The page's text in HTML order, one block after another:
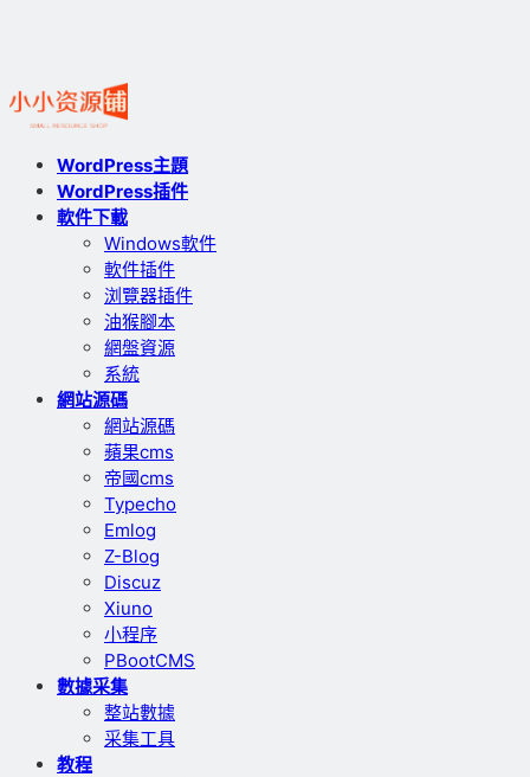
WordPress主題
WordPress插件
軟件下載
Windows軟件
軟件插件
浏覽器插件
油猴腳本
網盤資源
系統
網站源碼
網站源碼
蘋果cms
帝國cms
Typecho
Emlog
Z-Blog
Discuz
Xiuno
小程序
PBootCMS
數據采集
整站數據
采集工具
教程